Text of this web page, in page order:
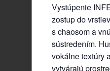
Vystúpenie
zostup do
s chaosom a
sústredením.
vokálne textúry
vytvárajú